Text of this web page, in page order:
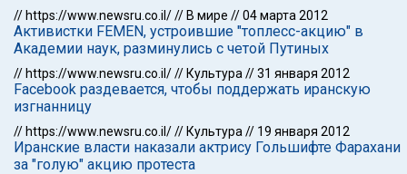
// https://www.newsru.co.il/// В мире //04 марта 2012
Активистки FEMEN, устроившие "топлесс-акцию" в
Академии наук, разминулись с четой Путиных
// https://www.newsru.co.il/// Культура //31 января 2012
Facebook раздевается, чтобы поддержать иранскую
изгнанницу
// https://www.newsru.co.il/// Культура // 19 января 2012
Иранские власти наказали актрису Гольшифте Фарахани
за "голую" акцию протеста